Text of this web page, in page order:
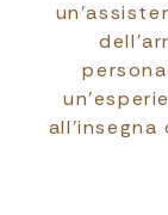
all’insegna